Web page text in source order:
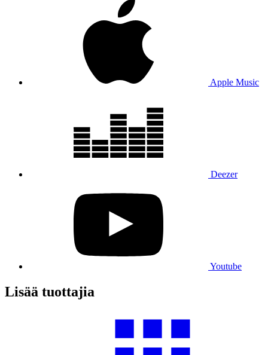
Apple Music
Deezer
Youtube
Lisää tuottajia